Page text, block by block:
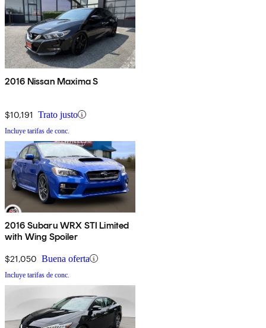
2016 Nissan Maxima S
$10,191 Trato justo
Incluye tarifas de conc.
2016 Subaru WRX STI Limited
with Wing Spoiler
$21,050 Buena oferta
Incluye tarifas de conc.